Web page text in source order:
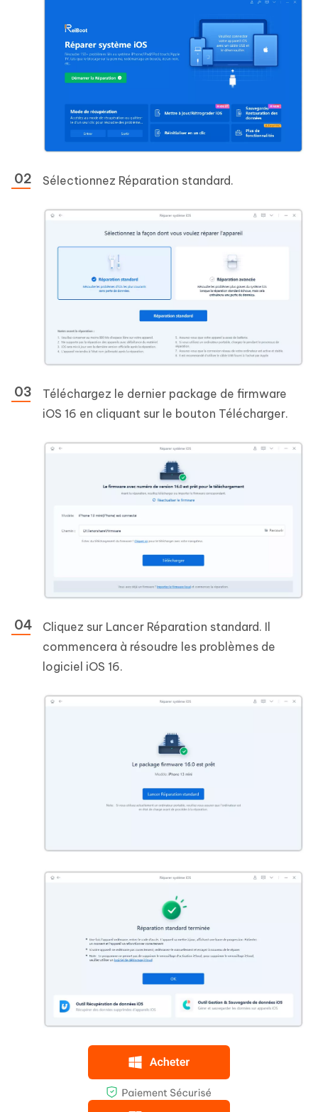
Sélectionnez Réparation standard.
Téléchargez le dernier package de firmware
iOS 16 en cliquant sur le bouton Télécharger.
Cliquez sur Lancer Réparation standard. Il
commencera à résoudre les problèmes de
logiciel iOS 16.